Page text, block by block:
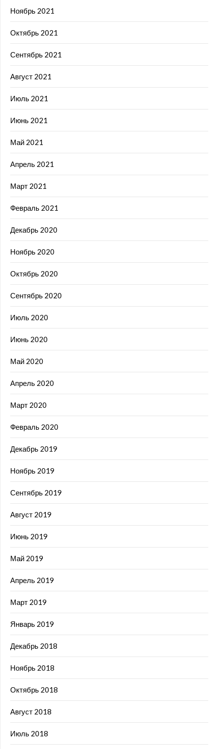
Ноябрь 2021
Октябрь 2021
Сентябрь 2021
Август 2021
Июль 2021
Июнь 2021
Май 2021
Апрель 2021
Март 2021
Февраль 2021
Декабрь 2020
Ноябрь 2020
Октябрь 2020
Сентябрь 2020
Июль 2020
Июнь 2020
Май 2020
Апрель 2020
Март 2020
Февраль 2020
Декабрь 2019
Ноябрь 2019
Сентябрь 2019
Август 2019
Июнь 2019
Май 2019
Апрель 2019
Март 2019
Январь 2019
Декабрь 2018
Ноябрь 2018
Октябрь 2018
Август 2018
Июль 2018